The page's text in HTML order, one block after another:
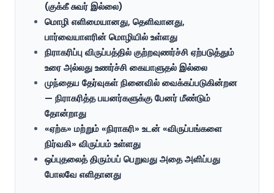
(குக்கீ சுவர் இல்லை)
மொழி எளிமையானது, தெளிவானது,
பார்வையாளரின் மொழியில் உள்ளது
நிராகரிப்பு விருப்பத்தில் குற்றவுணர்ச்சி ஏற்படுத்தும்
உரை அல்லது உணர்ச்சி கையாளுதல் இல்லை
முந்தைய தேர்வுகள் நினைவில் வைக்கப்படுகின்றன
— நிராகரித்த பயனர்களுக்கு பேனர் மீண்டும்
தோன்றாது
«ஏற்க» மற்றும் «நிராகரி» உடன் «விருப்பங்களை
நிர்வகி» விருப்பம் உள்ளது
ஒப்புதலைத் திரும்பப் பெறுவது அதை அளிப்பது
போலவே எளிதானது